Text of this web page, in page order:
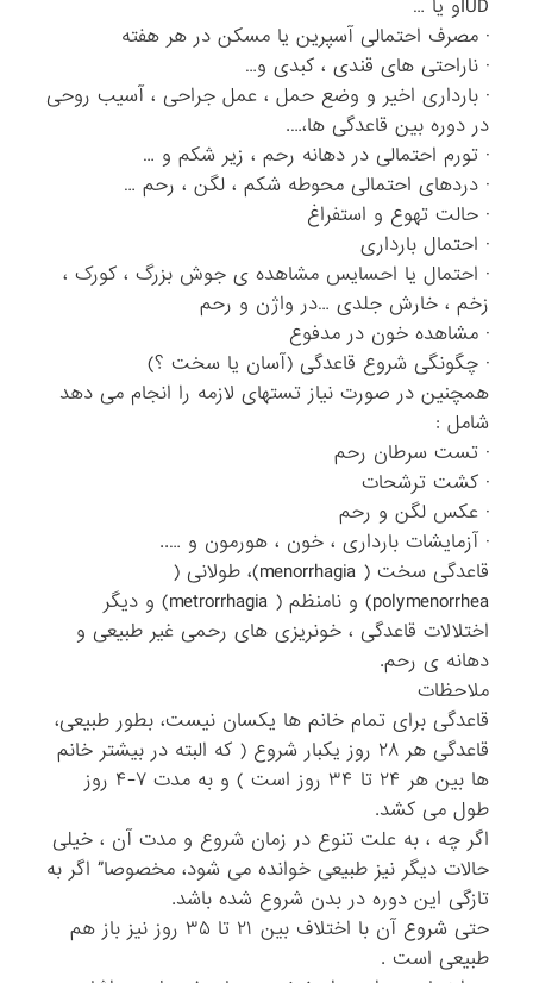
IUDو یا …
· مصرف احتمالی آسپرین یا مسکن در هر هفته
· ناراحتی های قندی ، کبدی و…
· بارداری اخیر و وضع حمل ، عمل جراحی ، آسیب روحی
در دوره بین قاعدگی ها،….
· تورم احتمالی در دهانه رحم ، زیر شکم و …
· دردهای احتمالی محوطه شکم ، لگن ، رحم …
· حالت تهوع و استفراغ
· احتمال بارداری
· احتمال یا احسایس مشاهده ی جوش بزرگ ، کورک ،
زخم ، خارش جلدی …در واژن و رحم
· مشاهده خون در مدفوع
· چگونگی شروع قاعدگی (آسان یا سخت ؟)
همچنین در صورت نیاز تستهای لازمه را انجام می دهد
شامل :
· تست سرطان رحم
· کشت ترشحات
· عکس لگن و رحم
· آزمایشات بارداری ، خون ، هورمون و …..
قاعدگی سخت ( menorrhagia)، طولانی (
polymenorrhea) و نامنظم ( metrorrhagia) و دیگر
اختلالات قاعدگی ، خونریزی های رحمی غیر طبیعی و
دهانه ی رحم.
ملاحظات
قاعدگی برای تمام خانم ها یکسان نیست، بطور طبیعی،
قاعدگی هر ۲۸ روز یکبار شروع ( که البته در بیشتر خانم
ها بین هر ۲۴ تا ۳۴ روز است ) و به مدت ۷-۴ روز
طول می کشد.
اگر چه ، به علت تنوع در زمان شروع و مدت آن ، خیلی
حالات دیگر نیز طبیعی خوانده می شود، مخصوصا” اگر به
تازگی این دوره در بدن شروع شده باشد.
حتی شروع آن با اختلاف بین ۲۱ تا ۳۵ روز نیز باز هم
طبیعی است .